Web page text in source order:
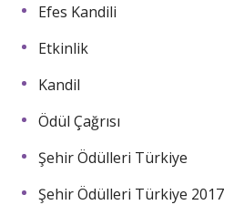
Efes Kandili
Etkinlik
Kandil
Ödül Çağrısı
Şehir Ödülleri Türkiye
Şehir Ödülleri Türkiye 2017